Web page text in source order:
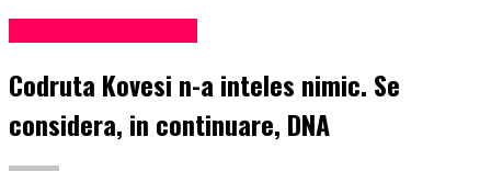
Codruta Kovesi n-a inteles nimic. Se
considera, in continuare, DNA